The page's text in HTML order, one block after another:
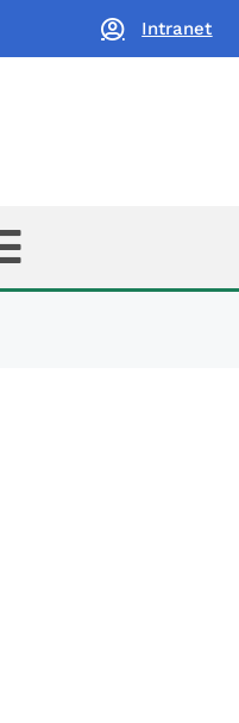
Intranet
Extras